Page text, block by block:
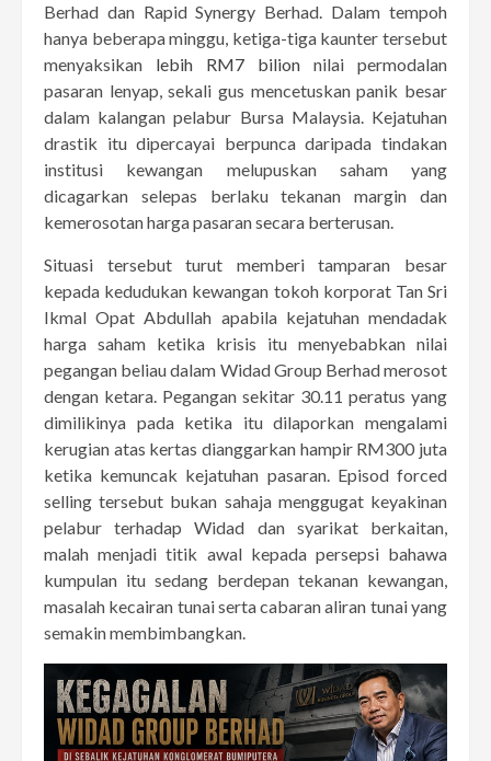
Berhad dan Rapid Synergy Berhad. Dalam tempoh
hanya beberapa minggu, ketiga-tiga kaunter tersebut
menyaksikan lebih RM7 bilion nilai permodalan
pasaran lenyap, sekali gus mencetuskan panik besar
dalam kalangan pelabur Bursa Malaysia. Kejatuhan
drastik itu dipercayai berpunca daripada tindakan
institusi kewangan melupuskan saham yang
dicagarkan selepas berlaku tekanan margin dan
kemerosotan harga pasaran secara berterusan.
Situasi tersebut turut memberi tamparan besar
kepada kedudukan kewangan tokoh korporat Tan Sri
Ikmal Opat Abdullah apabila kejatuhan mendadak
harga saham ketika krisis itu menyebabkan nilai
pegangan beliau dalam Widad Group Berhad merosot
dengan ketara. Pegangan sekitar 30.11 peratus yang
dimilikinya pada ketika itu dilaporkan mengalami
kerugian atas kertas dianggarkan hampir RM300 juta
ketika kemuncak kejatuhan pasaran. Episod forced
selling tersebut bukan sahaja menggugat keyakinan
pelabur terhadap Widad dan syarikat berkaitan,
malah menjadi titik awal kepada persepsi bahawa
kumpulan itu sedang berdepan tekanan kewangan,
masalah kecairan tunai serta cabaran aliran tunai yang
semakin membimbangkan.